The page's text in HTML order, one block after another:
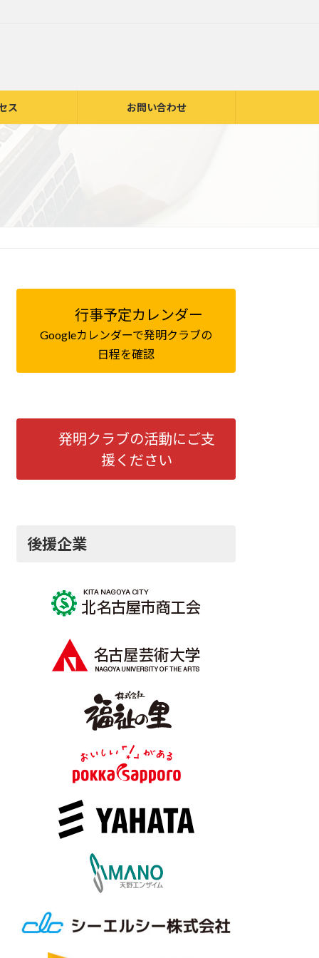
ス お問い合わせ
行事予定カレンダー
Googleカレンダーで発明クラブの
日程を確認
発明クラブの活動にご支
援ください
後援企業